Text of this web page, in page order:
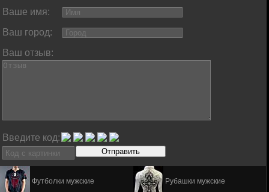
Футболки мужские Рубашки мужские
Ваше имя:
Ваш город:
Ваш отзыв:
Введите код: